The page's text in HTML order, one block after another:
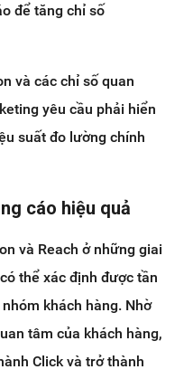
để tăng chỉ số
và các chỉ số quan
yêu cầu phải hiển
suất đo lường chính
cáo hiệu quả
và Reach ở những giai
thể xác định được tần
khách hàng. Nhờ
tâm của khách hàng,
Click và trở thành